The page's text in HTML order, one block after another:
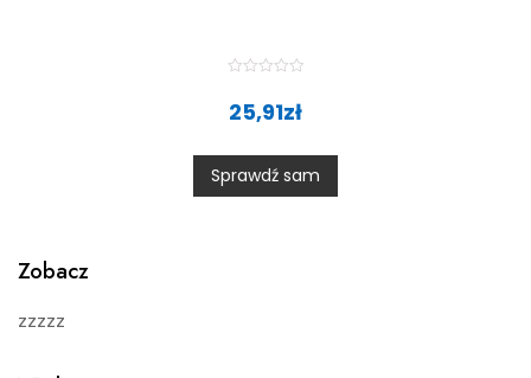
t
0
o
u
t
25,91zł
Sprawdź sam
Zobacz
zzzzz